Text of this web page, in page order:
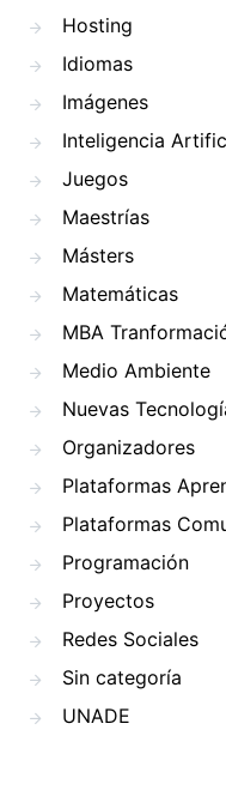
Hosting
Idiomas
Imágenes
Inteligencia
Juegos
Maestrías
Másters
Matemáticas
MBA
Medio Ambiente
Nuevas
Organizadores
Plataformas
Plataformas
Programación
Proyectos
Redes Sociales
Sin categoría
UNADE